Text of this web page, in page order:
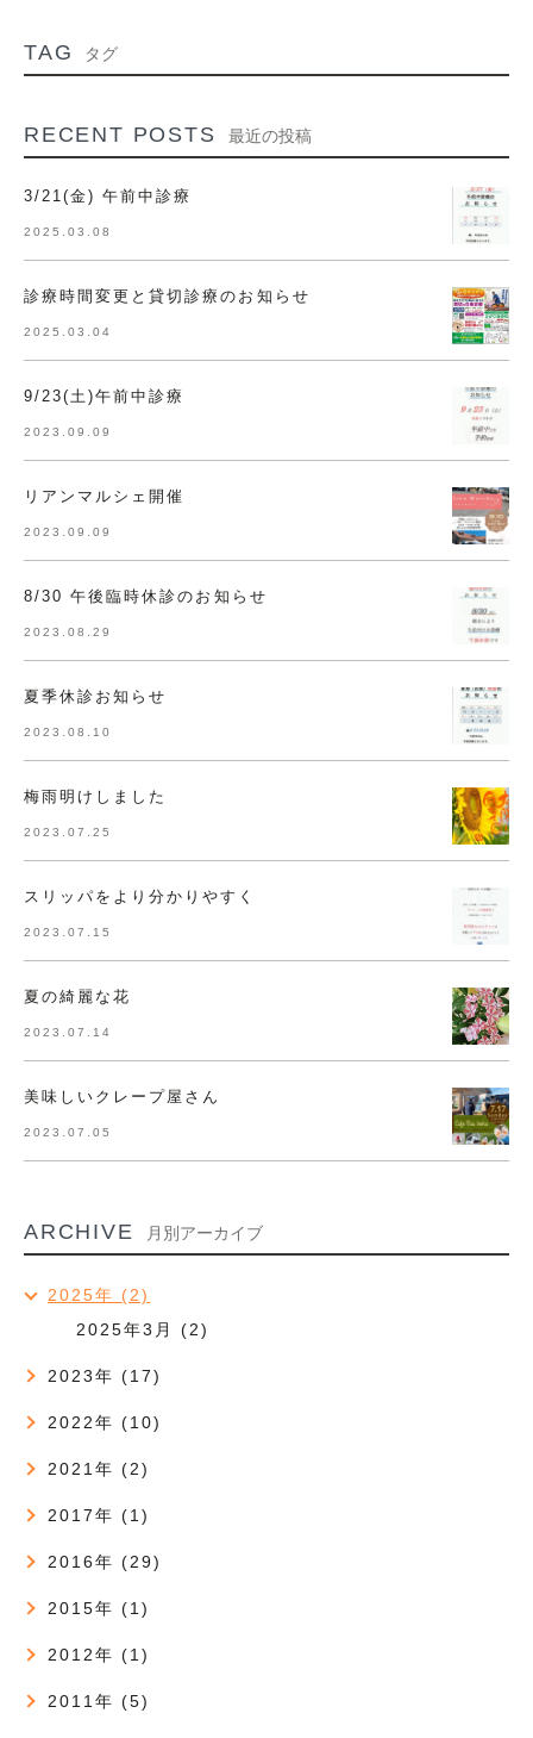
TAG タグ
RECENT POSTS 最近の投稿
3/21(金) 午前中診療
2025.03.08
診療時間変更と貸切診療のお知らせ
2025.03.04
9/23(土)午前中診療
2023.09.09
リアンマルシェ開催
2023.09.09
8/30 午後臨時休診のお知らせ
2023.08.29
夏季休診お知らせ
2023.08.10
梅雨明けしました
2023.07.25
スリッパをより分かりやすく
2023.07.15
夏の綺麗な花
2023.07.14
美味しいクレープ屋さん
2023.07.05
ARCHIVE 月別アーカイブ
2025年 (2)
2025年3月 (2)
2023年 (17)
2022年 (10)
2021年 (2)
2017年 (1)
2016年 (29)
2015年 (1)
2012年 (1)
2011年 (5)